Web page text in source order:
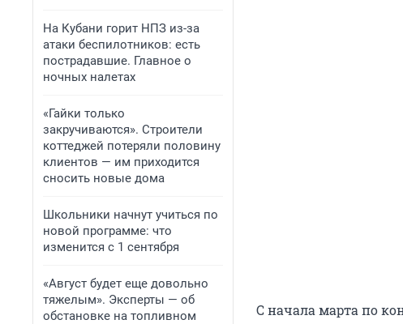
На Кубани горит НПЗ из-за
атаки беспилотников: есть
пострадавшие. Главное о
ночных налетах
«Гайки только
закручиваются». Строители
коттеджей потеряли половину
клиентов — им приходится
сносить новые дома
Школьники начнут учиться по
новой программе: что
изменится с 1 сентября
«Август будет еще довольно
тяжелым». Эксперты — об
обстановке на топливном
С начала марта по